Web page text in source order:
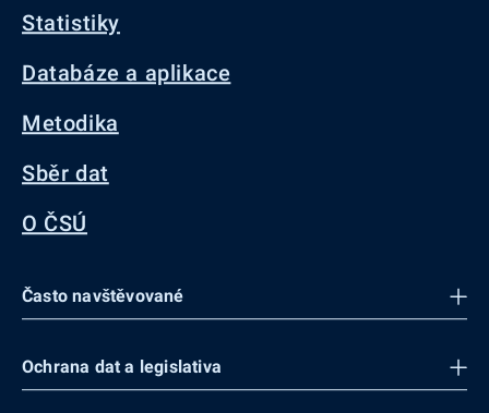
Statistiky
Databáze a aplikace
Metodika
Sběr dat
O ČSÚ
Často navštěvované
Ochrana dat a legislativa